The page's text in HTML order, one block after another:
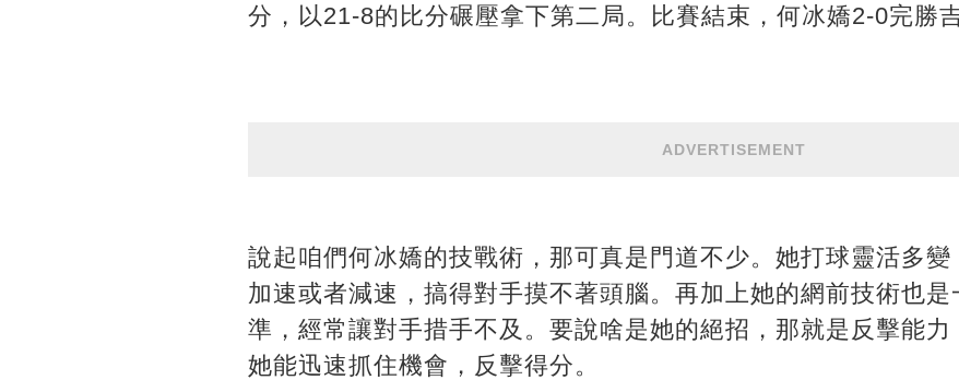
分，以21-8的比分碾壓拿下第二局。比賽結束，何冰嬌2-0完勝
ADVERTISEMENT
說起咱們何冰嬌的技戰術，那可真是門道不少。她打球靈活多
加速或者減速，搞得對手摸不著頭腦。再加上她的網前技術也
準，經常讓對手措手不及。要說啥是她的絕招，那就是反擊能力
她能迅速抓住機會，反擊得分。